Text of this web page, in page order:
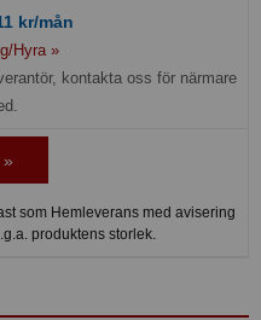
kr/mån
Hyra »
kontakta oss för närmare
»
som Hemleverans med avisering
produktens storlek.